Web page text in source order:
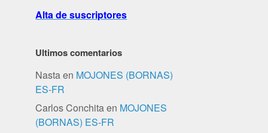
Alta de suscriptores
Ultimos comentarios
Nastaen MOJONES (BORNAS)
ES-FR
Carlos Conchitaen MOJONES
(BORNAS) ES-FR